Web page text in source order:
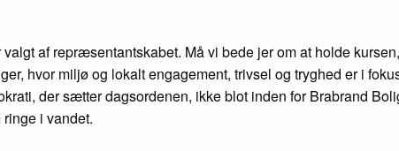
af repræsentantskabet. Må vi bede jer om at holde
hvor miljø og lokalt engagement, trivsel og tryghed er i
der sætter dagsordenen, ikke blot inden for Brabrand
i vandet.